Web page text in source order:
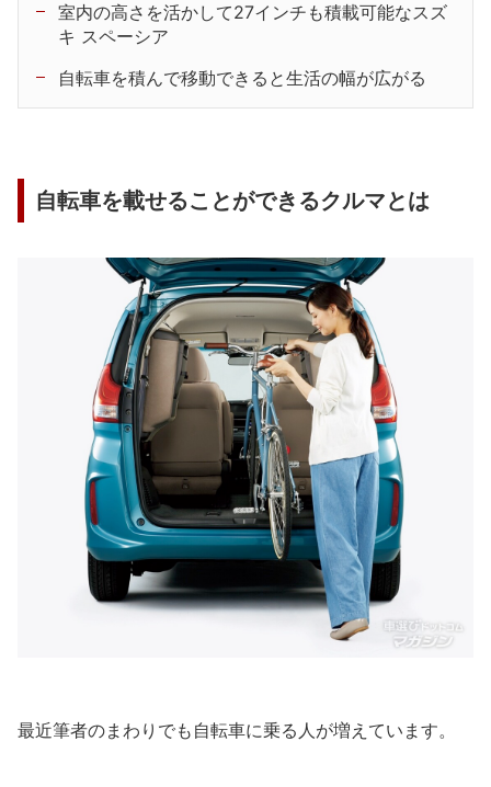
室内の高さを活かして27インチも積載可能なスズ
キ スペーシア
自転車を積んで移動できると生活の幅が広がる
自転車を載せることができるクルマとは
最近筆者のまわりでも自転車に乗る人が増えています。